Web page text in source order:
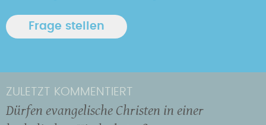
ZULETZT KOMMENTIERT
Dürfen evangelische Christen in einer